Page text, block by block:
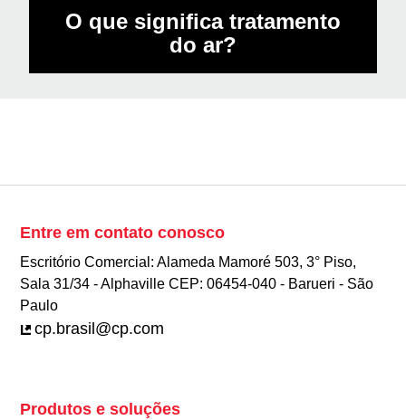
O que significa tratamento
do ar?
Entre em contato conosco
Escritório Comercial: Alameda Mamoré 503, 3° Piso,
Sala 31/34 - Alphaville CEP: 06454-040 - Barueri - São
Paulo
cp.brasil@cp.com
Produtos e soluções